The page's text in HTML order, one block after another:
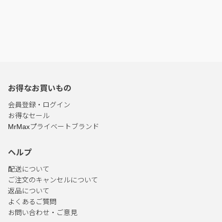
お得なお買いもの
会員登録・ログイン
お得なセール
MrMaxプライベートブランド
ヘルプ
配送について
ご注文のキャンセルについて
返品について
よくあるご質問
お問い合わせ・ご意見